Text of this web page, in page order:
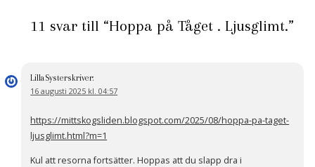
11 svar till “Hoppa på Tåget . Ljusglimt.”
LillaSysterskriver:
16 augusti 2025 kl. 04:57
https://mittskogsliden.blogspot.com/2025/08/hoppa-pa-taget-
ljusglimt.html?m=1
Kul att resorna fortsätter. Hoppas att du slapp dra i